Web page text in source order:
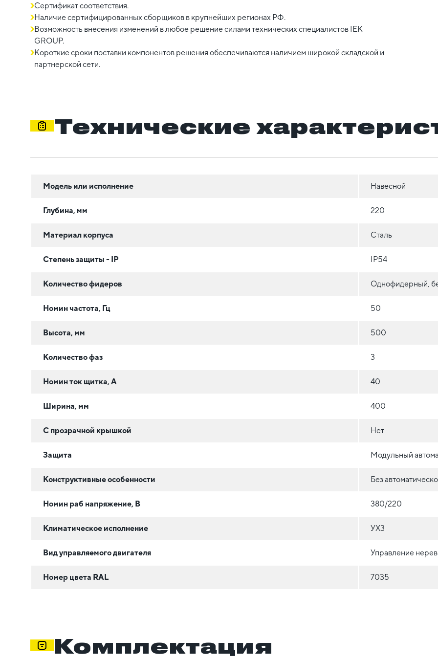
Сертификат соответствия.
Наличие сертифицированных сборщиков в крупнейших регионах РФ.
Возможность внесения изменений в любое решение силами технических специалистов IEK
GROUP.
Короткие сроки поставки компонентов решения обеспечиваются наличием широкой складской и
партнерской сети.
Технические
Модель или исполнение Навесной
Глубина, мм 220
Материал корпуса Сталь
Степень защиты - IP IP54
Количество фидеров Однофидерный,
Номин частота, Гц 50
Высота, мм 500
Количество фаз 3
Номин ток щитка, А 40
Ширина, мм 400
С прозрачной крышкой Нет
Защита Модульный
Конструктивные особенности Без
Номин раб напряжение, В 380/220
Климатическое исполнение УХ3
Вид управляемого двигателя Управление
Номер цвета RAL 7035
Комплектация